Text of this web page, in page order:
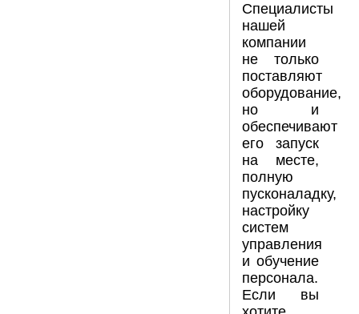
Специалисты
нашей
компании
не только
поставляют
оборудование,
но и
обеспечивают
его запуск
на месте,
полную
пусконаладку,
настройку
систем
управления
и обучение
персонала.
Если вы